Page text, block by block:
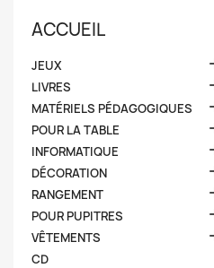
ACCUEIL
JEUX
LIVRES
MATÉRIELS PÉDAGOGIQUES
POUR LA TABLE
INFORMATIQUE
DÉCORATION
RANGEMENT
POUR PUPITRES
VÊTEMENTS
CD